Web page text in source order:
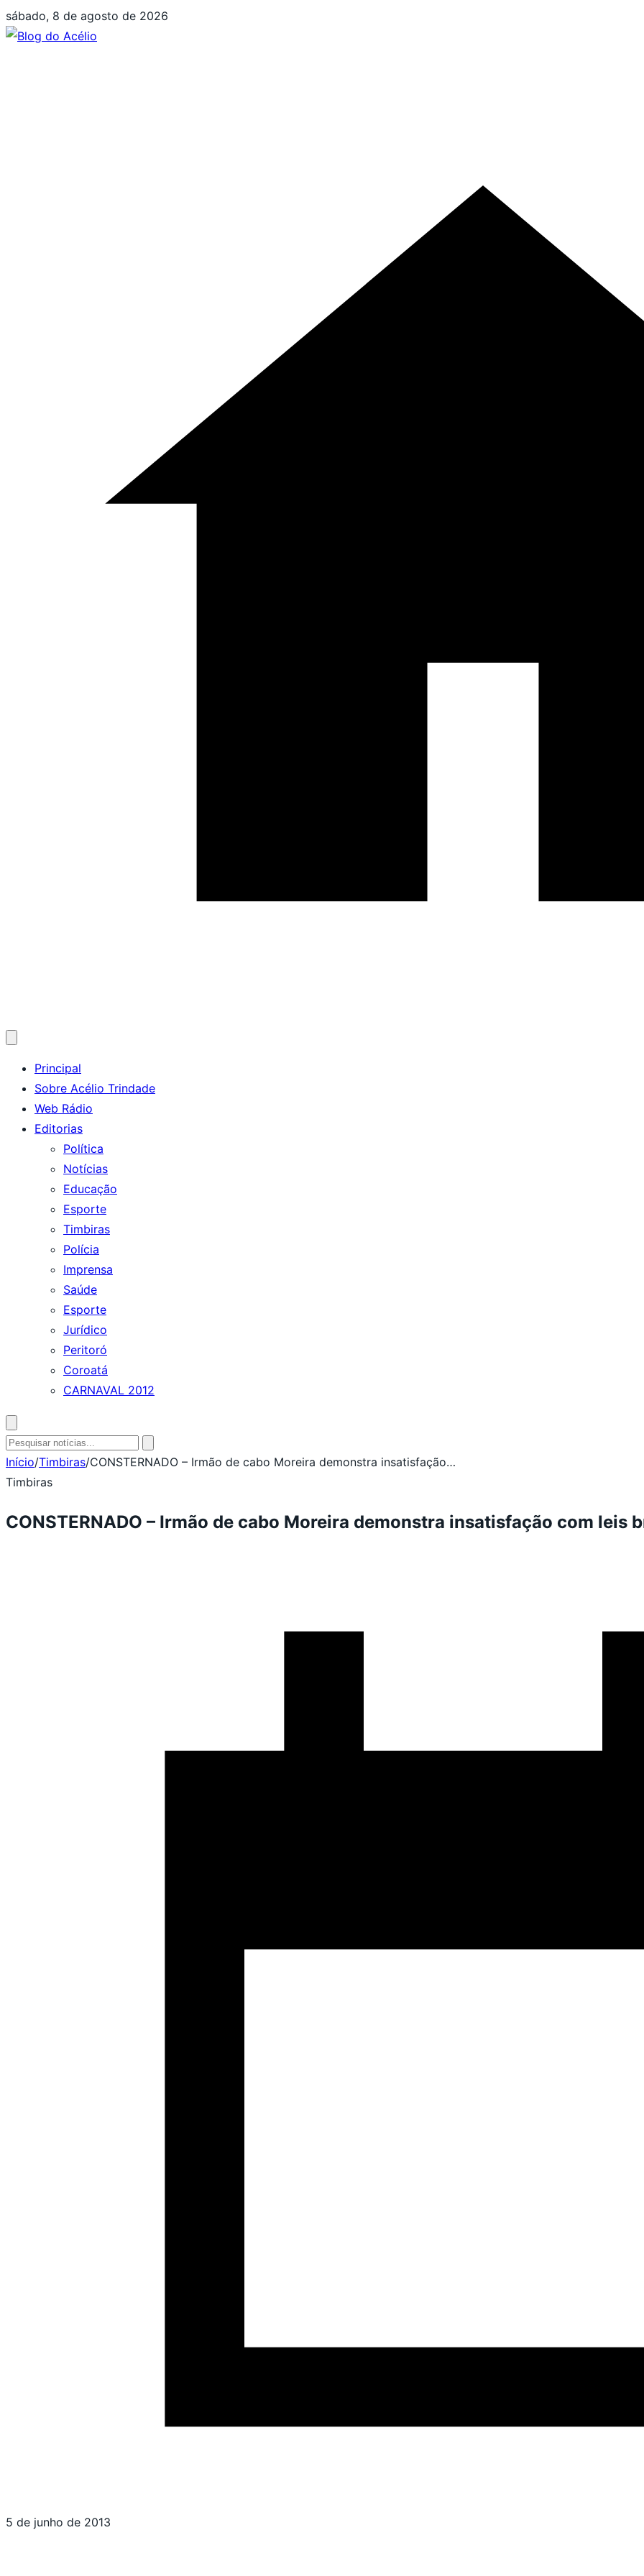
Pular
para
sábado, 8 de agosto de 2026
menu
Principal
Sobre Acélio Trindade
Web Rádio
Editorias
Política
Notícias
Educação
Esporte
Timbiras
Polícia
Imprensa
Saúde
Esporte
Jurídico
Peritoró
Coroatá
CARNAVAL 2012
busca
Pesquisar
por:
Início/Timbiras/CONSTERNADO – Irmão de cabo Moreira demonstra insatisfação…
Timbiras
CONSTERNADO – Irmão de cabo Moreira demonstra insatisfação com leis
5 de junho de 2013